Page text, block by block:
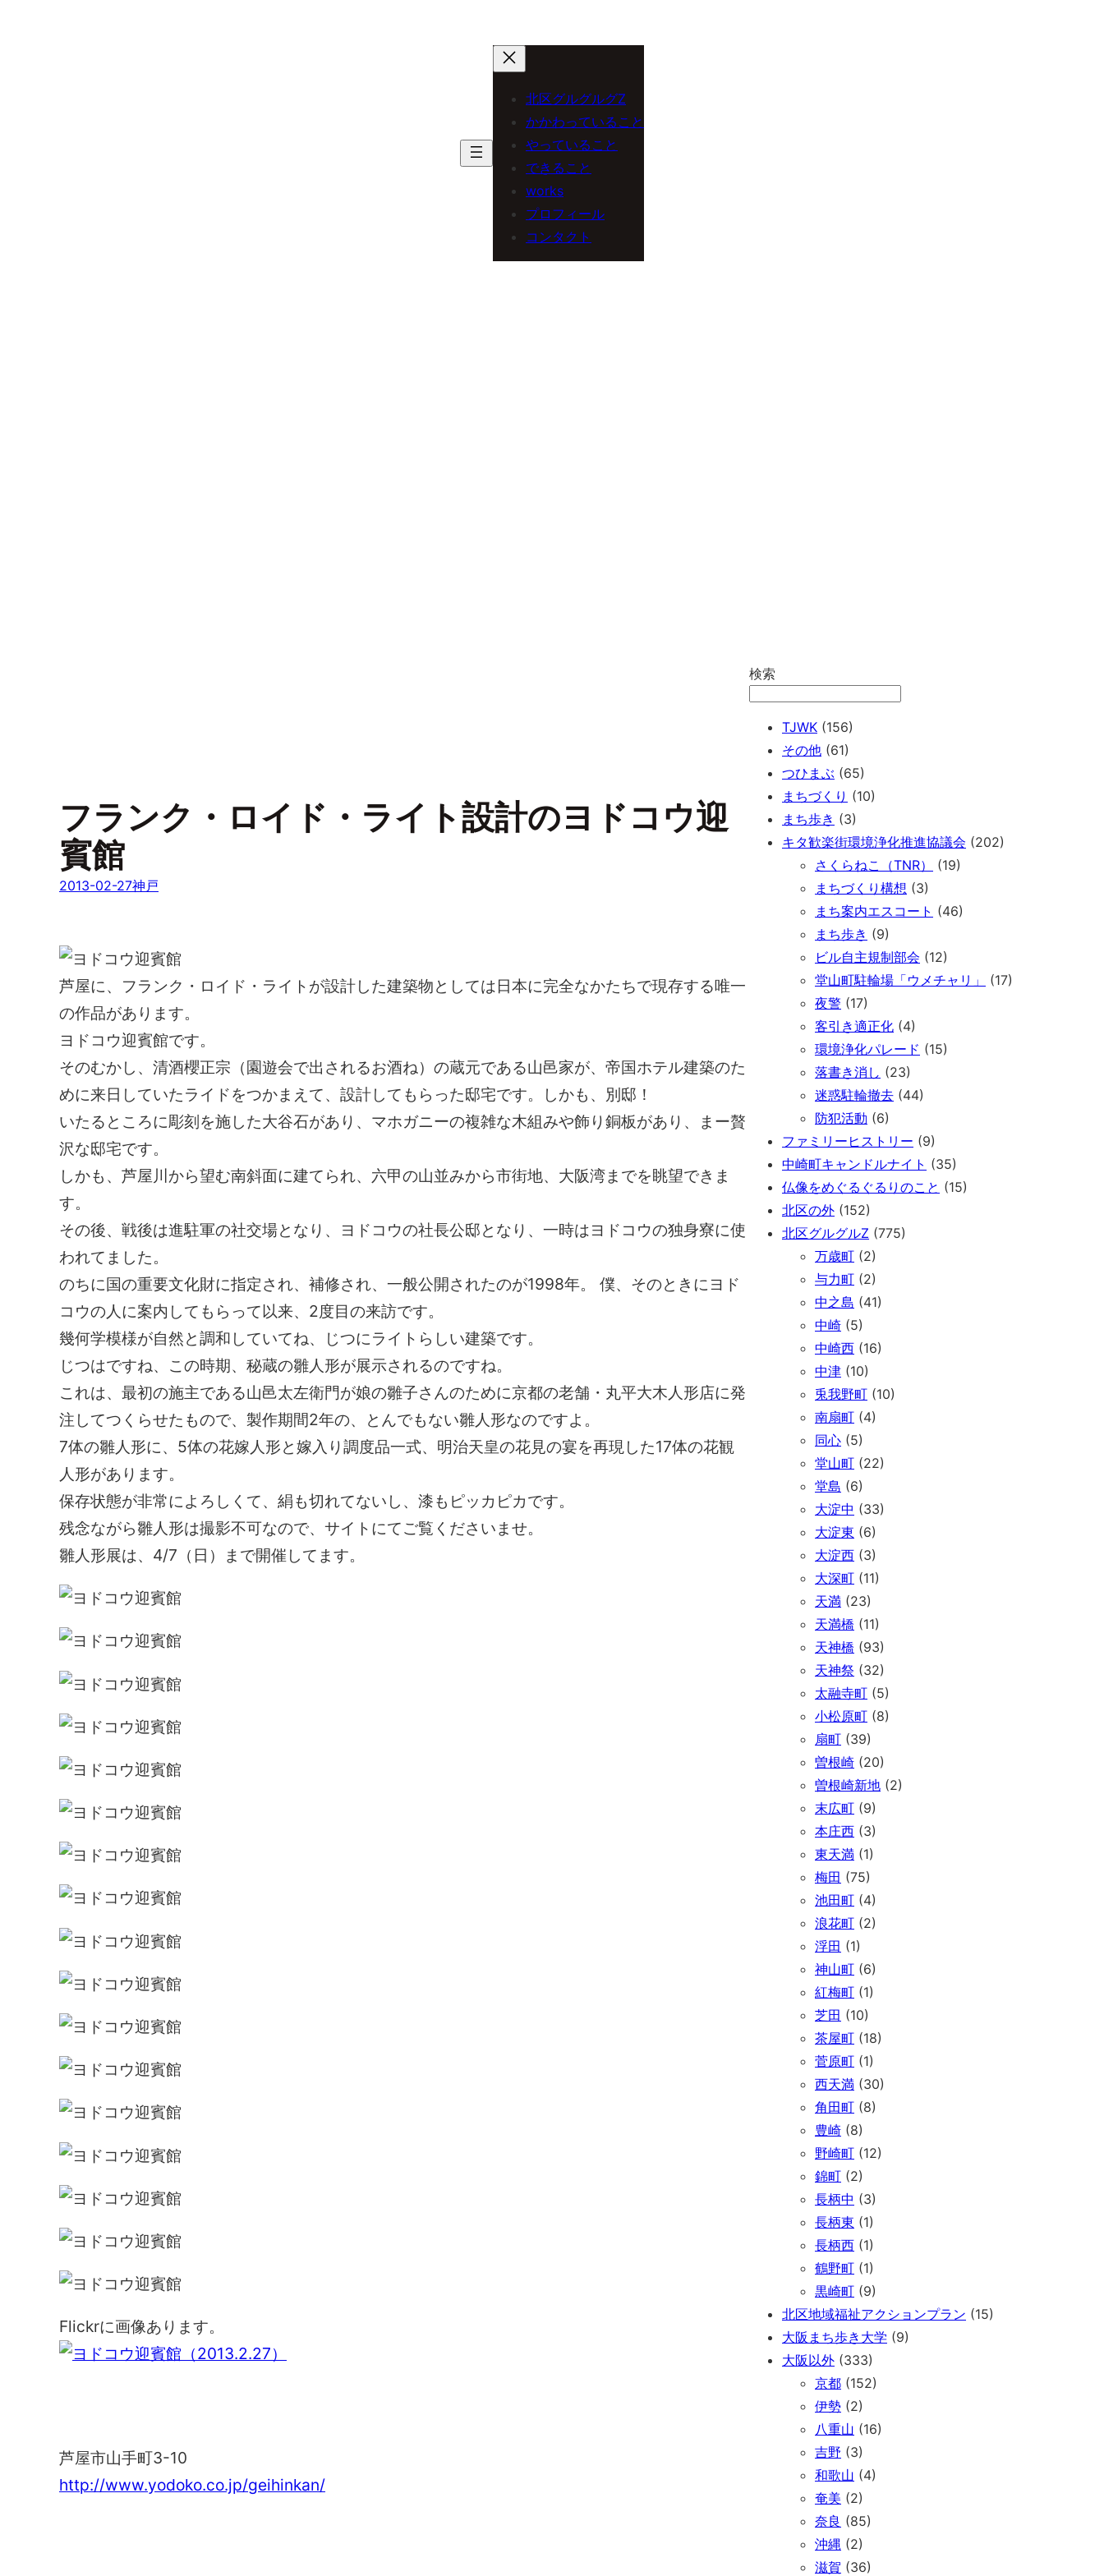
北区グルグルグZ
かかわっていること
やっていること
できること
works
プロフィール
コンタクト
フランク・ロイド・ライト設計のヨドコウ迎
賓館
2013-02-27神戸
芦屋に、フランク・ロイド・ライトが設計した建築物としては日本に完全なかたちで現存する唯一
の作品があります。
ヨドコウ迎賓館です。
そのむかし、清酒櫻正宗（園遊会で出されるお酒ね）の蔵元である山邑家が、帝国ホテル建築のた
めに来日していたライドをつかまえて、設計してもらった邸宅です。しかも、別邸！
いたるところに彫刻を施した大谷石があり、マホガニーの複雑な木組みや飾り銅板があり、まー贅
沢な邸宅です。
しかも、芦屋川から望む南斜面に建てられ、六甲の山並みから市街地、大阪湾までを眺望できま
す。
その後、戦後は進駐軍の社交場となり、ヨドコウの社長公邸となり、一時はヨドコウの独身寮に使
われてました。
のちに国の重要文化財に指定され、補修され、一般公開されたのが1998年。 僕、そのときにヨド
コウの人に案内してもらって以来、2度目の来訪です。
幾何学模様が自然と調和していてね、じつにライトらしい建築です。
じつはですね、この時期、秘蔵の雛人形が展示されるのですね。
これは、最初の施主である山邑太左衛門が娘の雛子さんのために京都の老舗・丸平大木人形店に発
注してつくらせたもので、製作期間2年の、とんでもない雛人形なのですよ。
7体の雛人形に、5体の花嫁人形と嫁入り調度品一式、明治天皇の花見の宴を再現した17体の花観
人形があります。
保存状態が非常によろしくて、絹も切れてないし、漆もピッカピカです。
残念ながら雛人形は撮影不可なので、サイトにてご覧くださいませ。
雛人形展は、4/7（日）まで開催してます。
Flickrに画像あります。
芦屋市山手町3-10
http://www.yodoko.co.jp/geihinkan/
検索
TJWK (156)
その他 (61)
つひまぶ (65)
まちづくり (10)
まち歩き (3)
キタ歓楽街環境浄化推進協議会 (202)
さくらねこ（TNR）
(19)
まちづくり構想 (3)
まち案内エスコート (46)
まち歩き (9)
ビル自主規制部会 (12)
堂山町駐輪場「ウメチャリ」
(17)
夜警 (17)
客引き適正化 (4)
環境浄化パレード (15)
落書き消し (23)
迷惑駐輪撤去 (44)
防犯活動 (6)
ファミリーヒストリー (9)
中崎町キャンドルナイト (35)
仏像をめぐるぐるりのこと (15)
北区の外 (152)
北区グルグルZ (775)
万歳町 (2)
与力町 (2)
中之島 (41)
中崎 (5)
中崎西 (16)
中津 (10)
兎我野町 (10)
南扇町 (4)
同心 (5)
堂山町 (22)
堂島 (6)
大淀中 (33)
大淀東 (6)
大淀西 (3)
大深町 (11)
天満 (23)
天満橋 (11)
天神橋 (93)
天神祭 (32)
太融寺町 (5)
小松原町 (8)
扇町 (39)
曽根崎 (20)
曽根崎新地 (2)
末広町 (9)
本庄西 (3)
東天満 (1)
梅田 (75)
池田町 (4)
浪花町 (2)
浮田 (1)
神山町 (6)
紅梅町 (1)
芝田 (10)
茶屋町 (18)
菅原町 (1)
西天満 (30)
角田町 (8)
豊崎 (8)
野崎町 (12)
錦町 (2)
長柄中 (3)
長柄東 (1)
長柄西 (1)
鶴野町 (1)
黒崎町 (9)
北区地域福祉アクションプラン (15)
大阪まち歩き大学 (9)
大阪以外 (333)
京都 (152)
伊勢 (2)
八重山 (16)
吉野 (3)
和歌山 (4)
奄美 (2)
奈良 (85)
沖縄 (2)
滋賀 (36)